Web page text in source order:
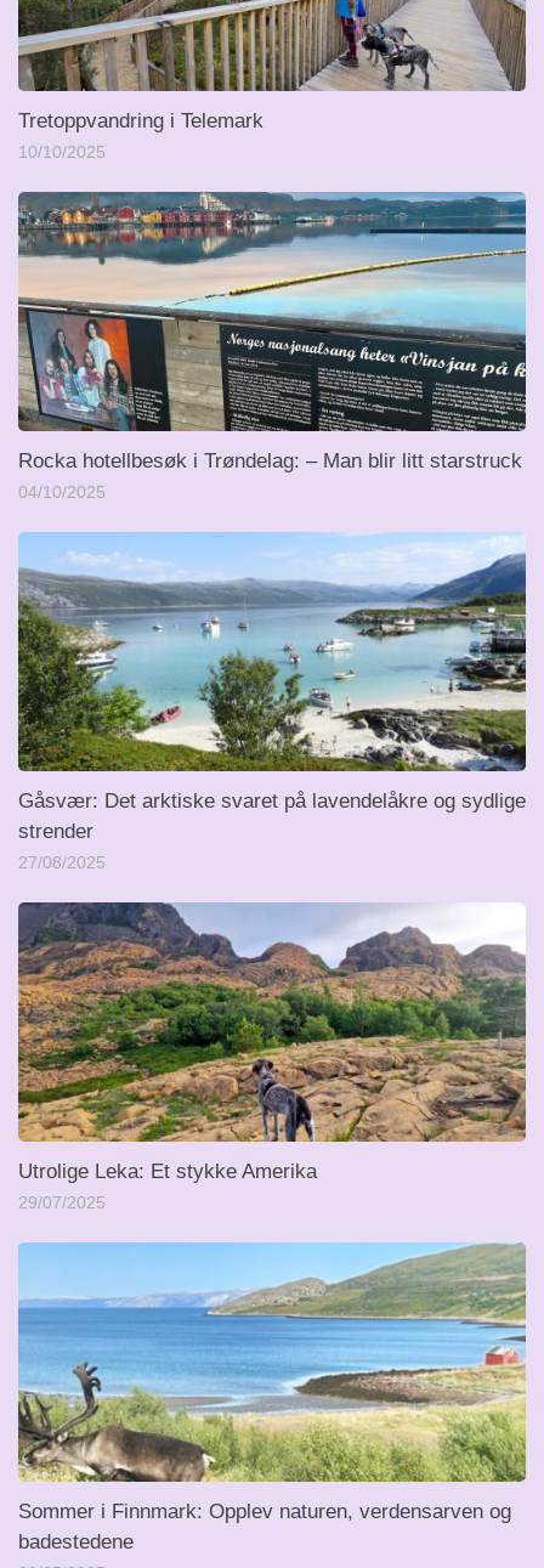
Tretoppvandring i Telemark
10/10/2025
Rocka hotellbesøk i Trøndelag: – Man blir litt starstruck
04/10/2025
Gåsvær: Det arktiske svaret på lavendelåkre og sydlige
strender
27/08/2025
Utrolige Leka: Et stykke Amerika
29/07/2025
Sommer i Finnmark: Opplev naturen, verdensarven og
badestedene